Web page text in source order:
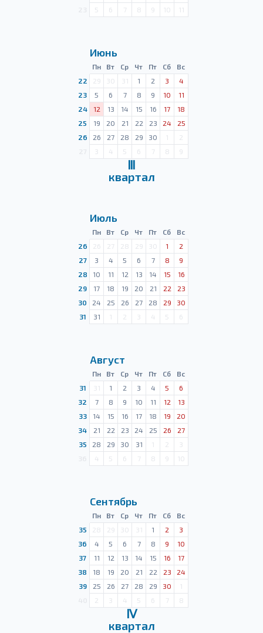
5 6 7 8 9 10 11
Июнь
Пн Вт Ср Чт Пт Сб
Вс
22
29 30 31 1 2 3
4
23
5 6 7 8 9 10
11
24
12 13 14 15 16 17
18
25
19 20 21 22 23 24
25
26
26 27 28 29 30 1
2
3 4 5 6 7 8 9
Ⅲ
квартал
Июль
Пн Вт Ср Чт Пт Сб
Вс
26
26 27 28 29 30 1
2
27
3 4 5 6 7 8
9
28
10 11 12 13 14 15
16
29
17 18 19 20 21 22
23
30
24 25 26 27 28 29
30
31
31 1 2 3 4 5 6
Август
Пн Вт Ср Чт Пт Сб
Вс
31
31 1 2 3 4 5
6
32
7 8 9 10 11 12
13
33
14 15 16 17 18 19
20
34
21 22 23 24 25 26
27
35
28 29 30 31 1 2
3
4 5 6 7 8 9 10
Сентябрь
Пн Вт Ср Чт Пт Сб
Вс
35
28 29 30 31 1 2
3
36
4 5 6 7 8 9
10
37
11 12 13 14 15 16
17
38
18 19 20 21 22 23
24
39
25 26 27 28 29 30
1
2 3 4 5 6 7 8
Ⅳ
квартал